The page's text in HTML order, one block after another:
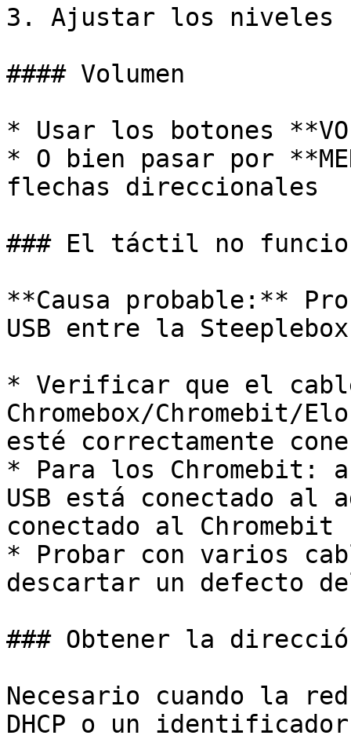
3. Ajustar los niveles
#### Volumen
* Usar los botones
* O bien pasar por
flechas direccionales
### El táctil no
**Causa probable:**
USB entre la
* Verificar que el
Chromebox/Chromebit/
esté correctamente
* Para los Chromebit:
USB está conectado al
conectado al Chromebit
* Probar con varios
descartar un defecto
### Obtener la dirección
Necesario cuando la
DHCP o un